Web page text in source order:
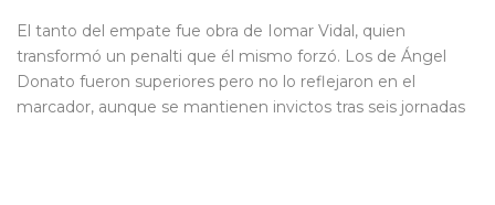
El tanto del empate fue obra de Iomar Vidal, quien
transformó un penalti que él mismo forzó. Los de Ángel
Donato fueron superiores pero no lo reflejaron en el
marcador, aunque se mantienen invictos tras seis jornadas